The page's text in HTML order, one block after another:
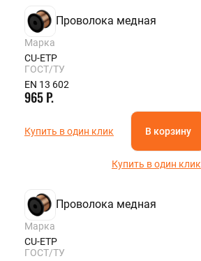
Проволока медная
Марка
CU-ETP
ГОСТ/ТУ
EN 13 602
965 Р.
Купить в один клик В корзину
Купить в один клик
Проволока медная
Марка
CU-ETP
ГОСТ/ТУ